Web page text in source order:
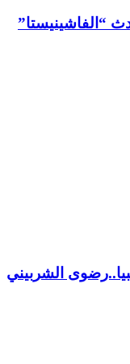
“الفاشينيستا”
الشربيني